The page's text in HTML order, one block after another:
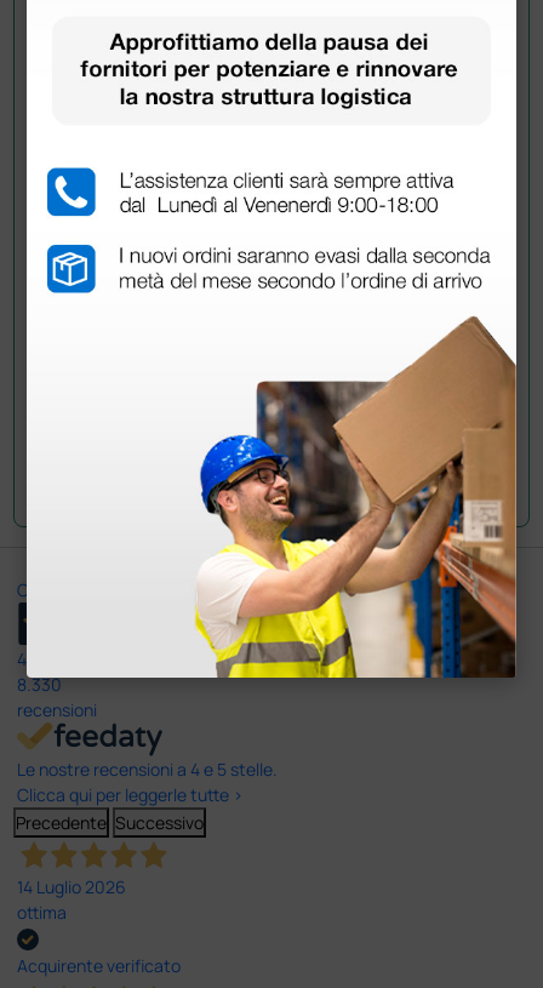
Hai ancora qualche dubbio? Vuoi ulteriori
informazioni?
Invia ora la tua domanda ai colleghi che hanno già
acquistato questo prodotto.
Invia la tua domanda
Ottimo
4,6
8.330
recensioni
Le nostre recensioni a 4 e 5 stelle.
Clicca qui per leggerle tutte >
Precedente Successivo
14 Luglio 2026
ottima
Acquirente verificato